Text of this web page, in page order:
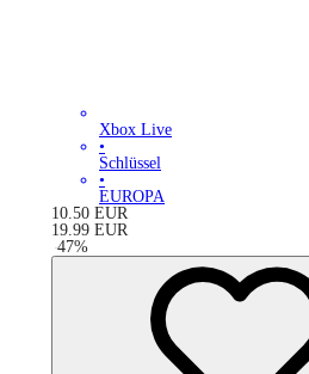
Xbox Live
•
Schlüssel
•
EUROPA
10.50 EUR
19.99 EUR
-47%